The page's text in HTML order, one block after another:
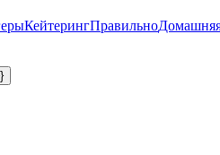
КейтерингПравильно